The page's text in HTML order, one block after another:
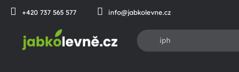
Přejít
+420 737 565 577 info@jabkolevne.cz